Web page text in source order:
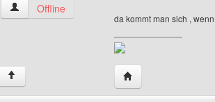
hp-checklist Benutzer-Profile anzeigen
Offline
da kommt man sich ,
↑ Website dieses